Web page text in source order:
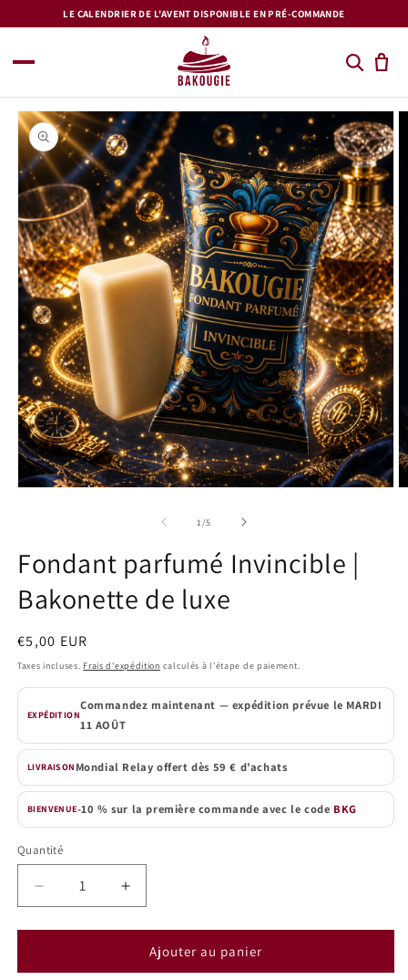
passerLE CALENDRIER DE L'AVENT DISPONIBLE EN PRÉ-COMMANDE
Passer aux
informations
produits
une
fenêtre
modale
1 /de
5
Fondant parfumé Invincible |
Bakonette de luxe
Prix
habituel
€5,00 EUR
Taxes incluses. Frais d'expédition calculés à l'étape de paiement.
EXPÉDITION
Commandez maintenant — expédition prévue le MARDI
11 AOÛT
LIVRAISON Mondial Relay offert dès 59 € d’achats
BIENVENUE-10 % sur la première commande avec le code BKG
Quantité
Quantité
Réduire
la
quantité
Fondant
Augmenter
la
quantité
Fondant
Ajouter au panier